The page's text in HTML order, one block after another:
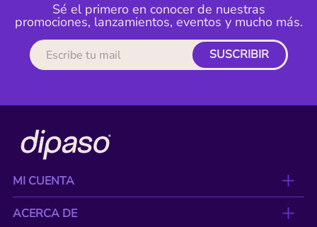
Sé el primero en conocer de nuestras
promociones, lanzamientos, eventos y mucho más.
SUSCRIBIR
MI CUENTA
ACERCA DE